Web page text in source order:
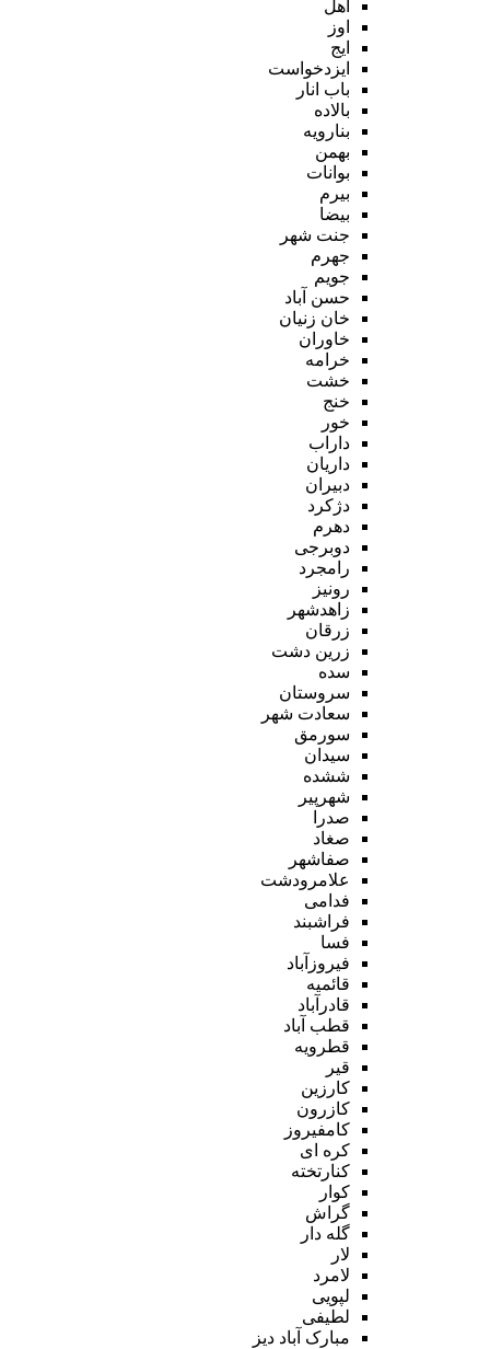
اهل
اوز
ایج
ایزدخواست
باب انار
بالاده
بنارویه
بهمن
بوانات
بیرم
بیضا
جنت شهر
جهرم
جویم
حسن آباد
خان زنیان
خاوران
خرامه
خشت
خنج
خور
داراب
داریان
دبیران
دژکرد
دهرم
دوبرجی
رامجرد
رونیز
زاهدشهر
زرقان
زرین دشت
سده
سروستان
سعادت شهر
سورمق
سیدان
ششده
شهرپیر
صدرا
صغاد
صفاشهر
علامرودشت
فدامی
فراشبند
فسا
فیروزآباد
قائمیه
قادرآباد
قطب آباد
قطرویه
قیر
کارزین
کازرون
کامفیروز
کره ای
کنارتخته
کوار
گراش
گله دار
لار
لامرد
لپویی
لطیفی
مبارک آباد دیز